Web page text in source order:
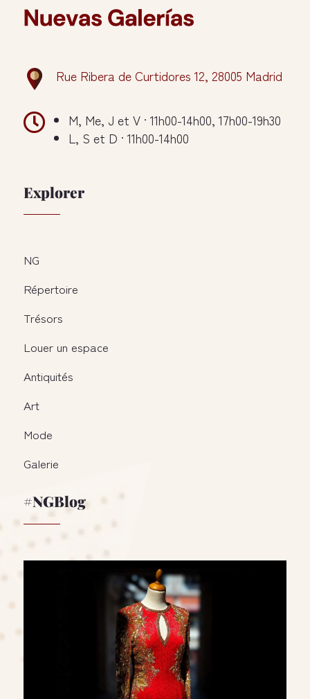
Rue Ribera de Curtidores 12, 28005 Madrid

M, Me, J et V · 11h00-14h00, 17h00-19h30
L, S et D · 11h00-14h00
Explorer
NG
Répertoire
Trésors
Louer un espace
Antiquités
Art
Mode
Galerie
#NGBlog